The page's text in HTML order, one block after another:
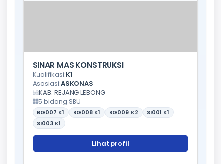
SINAR MAS KONSTRUKSI
Kualifikasi:K1
Asosiasi:ASKONAS
KAB. REJANG LEBONG
5 bidang SBU
BG007 K1 BG008 K1 BG009 K2 SI001 K1
SI003 K1
Lihat profil